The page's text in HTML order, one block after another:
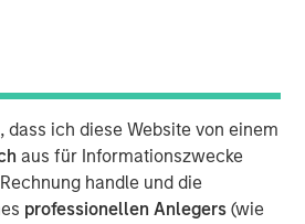
ich diese Website von einem
aus für Informationszwecke
handle und die
professionellen Anlegers(wie
by Morgan Stanley Real
acquire a portfolio of student
Oxford, Mississippi, for a
$262 million. The portfolio is
of the University of Mississippi
600 apartments, townhomes and
2,000 beds.